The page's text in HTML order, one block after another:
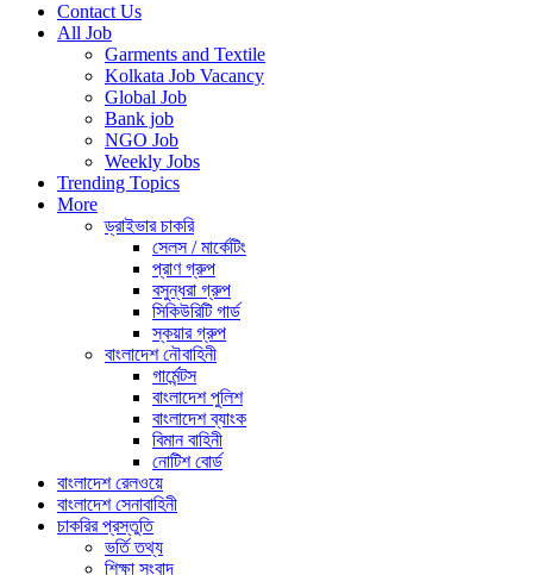
Contact Us
All Job
Garments and Textile
Kolkata Job Vacancy
Global Job
Bank job
NGO Job
Weekly Jobs
Trending Topics
More
ড্রাইভার চাকরি
সেলস / মার্কেটিং
প্রাণ গ্রুপ
বসুন্ধরা গ্রুপ
সিকিউরিটি গার্ড
স্কয়ার গ্রুপ
বাংলাদেশ নৌবাহিনী
গার্মেন্টস
বাংলাদেশ পুলিশ
বাংলাদেশ ব্যাংক
বিমান বাহিনী
নোটিশ বোর্ড
বাংলাদেশ রেলওয়ে
বাংলাদেশ সেনাবাহিনী
চাকরির প্রস্তুতি
ভর্তি তথ্য
শিক্ষা সংবাদ